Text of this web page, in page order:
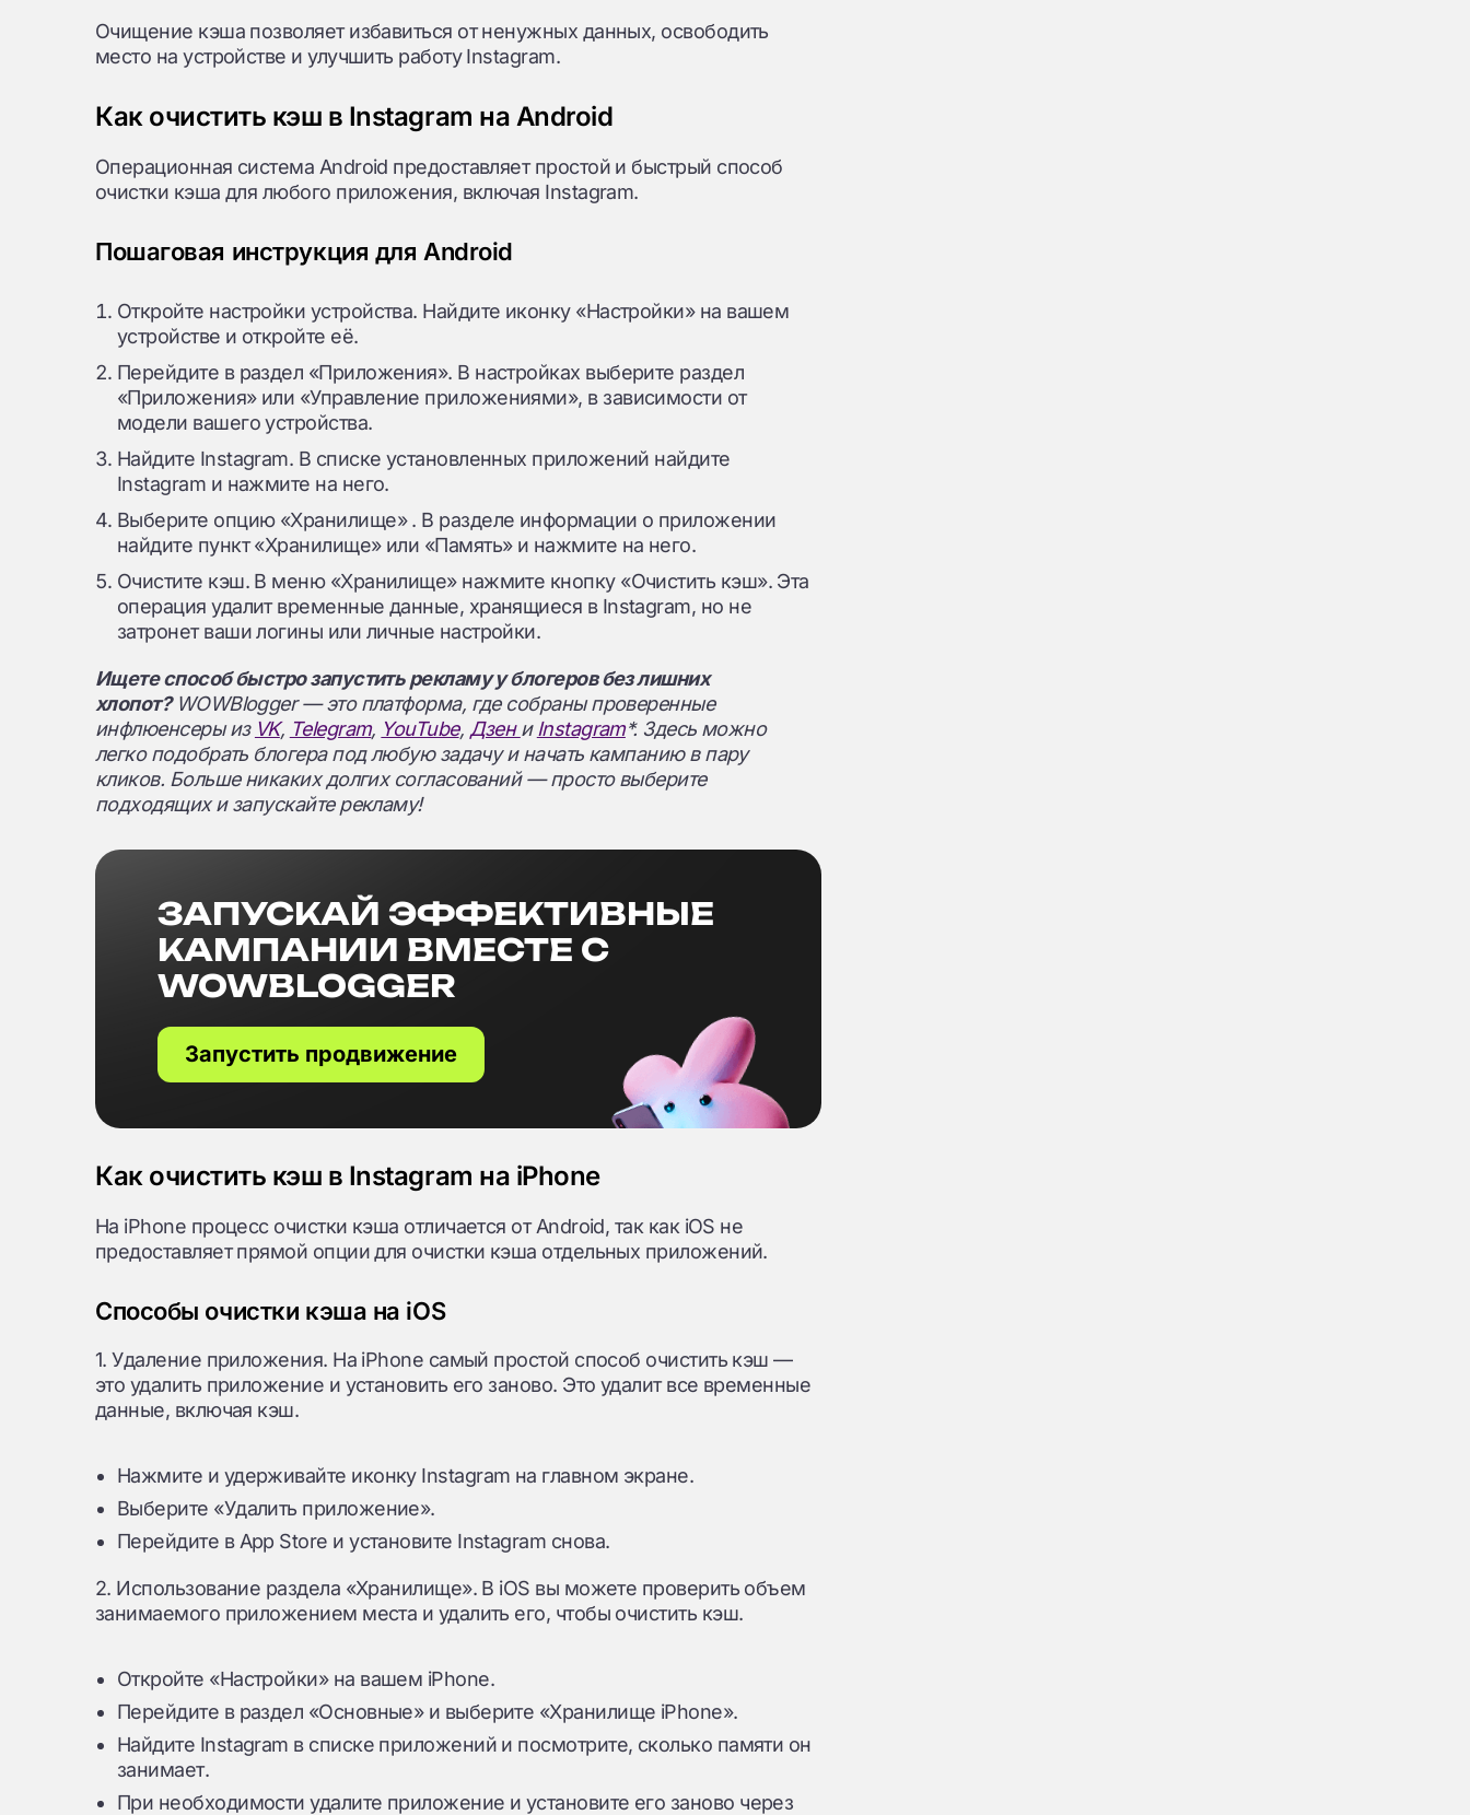
Очищение кэша позволяет избавиться от ненужных данных, освободить
место на устройстве и улучшить работу Instagram.
Как очистить кэш в Instagram на Android
Операционная система Android предоставляет простой и быстрый способ
очистки кэша для любого приложения, включая Instagram.
Пошаговая инструкция для Android
Откройте настройки устройства. Найдите иконку «Настройки» на вашем
устройстве и откройте её.
Перейдите в раздел «Приложения». В настройках выберите раздел
«Приложения» или «Управление приложениями», в зависимости от
модели вашего устройства.
Найдите Instagram. В списке установленных приложений найдите
Instagram и нажмите на него.
Выберите опцию «Хранилище» . В разделе информации о приложении
найдите пункт «Хранилище» или «Память» и нажмите на него.
Очистите кэш. В меню «Хранилище» нажмите кнопку «Очистить кэш». Эта
операция удалит временные данные, хранящиеся в Instagram, но не
затронет ваши логины или личные настройки.
Ищете способ быстро запустить рекламу у блогеров без лишних
хлопот?WOWBlogger — это платформа, где собраны проверенные
инфлюенсеры из VK, Telegram, YouTube, Дзени Instagram*. Здесь можно
легко подобрать блогера под любую задачу и начать кампанию в пару
кликов. Больше никаких долгих согласований — просто выберите
подходящих и запускайте рекламу!
ЗАПУСКАЙ ЭФФЕКТИВНЫЕ
КАМПАНИИ ВМЕСТЕ С
WOWBLOGGER
Запустить продвижение
Как очистить кэш в Instagram на iPhone
На iPhone процесс очистки кэша отличается от Android, так как iOS не
предоставляет прямой опции для очистки кэша отдельных приложений.
Способы очистки кэша на iOS
1. Удаление приложения. На iPhone самый простой способ очистить кэш —
это удалить приложение и установить его заново. Это удалит все временные
данные, включая кэш.
Нажмите и удерживайте иконку Instagram на главном экране.
Выберите «Удалить приложение».
Перейдите в App Store и установите Instagram снова.
2. Использование раздела «Хранилище». В iOS вы можете проверить объем
занимаемого приложением места и удалить его, чтобы очистить кэш.
Откройте «Настройки» на вашем iPhone.
Перейдите в раздел «Основные» и выберите «Хранилище iPhone».
Найдите Instagram в списке приложений и посмотрите, сколько памяти он
занимает.
При необходимости удалите приложение и установите его заново через